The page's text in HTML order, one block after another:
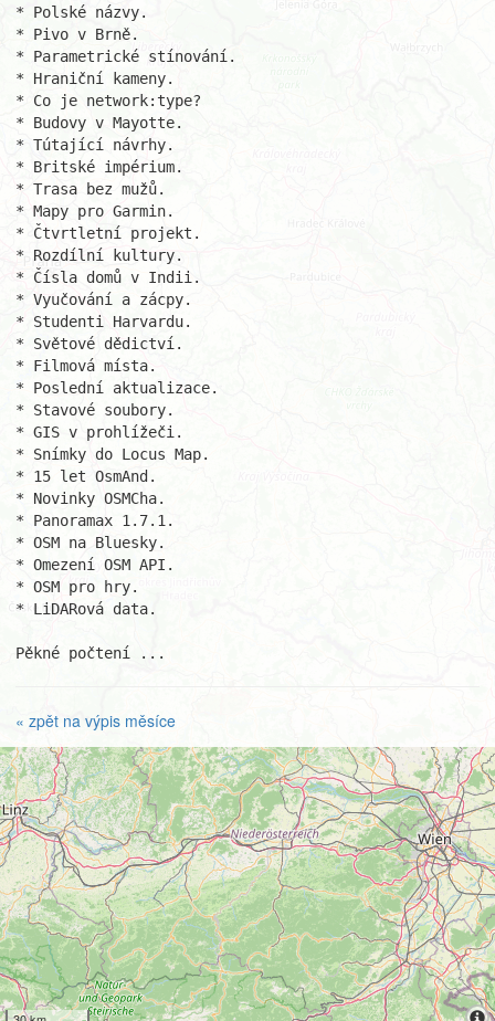
* Polské názvy.
* Pivo v Brně.
* Parametrické stínování.
* Hraniční kameny.
* Co je network:type?
* Budovy v Mayotte.
* Tútající návrhy.
* Britské impérium.
* Trasa bez mužů.
* Mapy pro Garmin.
* Čtvrtletní projekt.
* Rozdílní kultury.
* Čísla domů v Indii.
* Vyučování a zácpy.
* Studenti Harvardu.
* Světové dědictví.
* Filmová místa.
* Poslední aktualizace.
* Stavové soubory.
* GIS v prohlížeči.
* Snímky do Locus Map.
* 15 let OsmAnd.
* Novinky OSMCha.
* Panoramax 1.7.1.
* OSM na Bluesky.
* Omezení OSM API.
* OSM pro hry.
* LiDARová data.
Pěkné počtení ...
« zpět na výpis měsíce